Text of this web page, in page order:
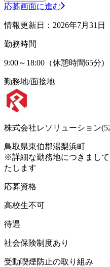
応募画面に進む
情報更新日：2026年7月31日
勤務時間
9:00～18:00（休憩時間65分)
勤務地/面接地
株式会社レソリューション
鳥取県東伯郡湯梨浜町
※詳細な勤務地につきまし
たします
応募資格
高校生不可
待遇
社会保険制度あり
受動喫煙防止の取り組み